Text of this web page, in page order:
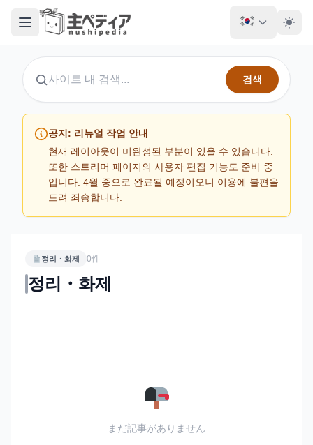
사이트 검색
검색
공지: 리뉴얼 작업 안내
현재 레이아웃이 미완성된 부분이 있을 수 있습니다.
또한 스트리머 페이지의 사용자 편집 기능도 준비 중
입니다. 4월 중으로 완료될 예정이오니 이용에 불편을
드려 죄송합니다.
정리・화제 0件
정리・화제
まだ記事がありません